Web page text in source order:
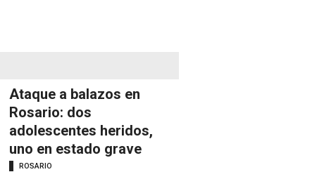
Ataque a balazos en
Rosario: dos
adolescentes heridos,
uno en estado grave
ROSARIO